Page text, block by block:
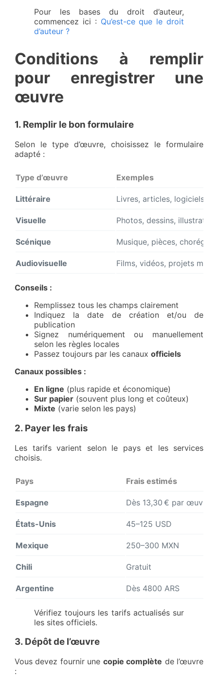
Pour les bases du droit d’auteur,
commencez ici : Qu’est-ce que le droit
d’auteur ?
Conditions à remplir
pour enregistrer une
œuvre
1. Remplir le bon formulaire
Selon le type d’œuvre, choisissez le formulaire
adapté :
Type d’œuvre Exemples
Littéraire Livres, articles, logiciels
Visuelle Photos, dessins,
Scénique Musique, pièces,
Audiovisuelle Films, vidéos, projets
Conseils :
Remplissez tous les champs clairement
Indiquez la date de création et/ou de
publication
Signez numériquement ou manuellement
selon les règles locales
Passez toujours par les canaux officiels
Canaux possibles :
En ligne (plus rapide et économique)
Sur papier (souvent plus long et coûteux)
Mixte (varie selon les pays)
2. Payer les frais
Les tarifs varient selon le pays et les services
choisis.
Pays Frais estimés
Espagne Dès 13,30 € par œuvre
États-Unis 45–125 USD
Mexique 250–300 MXN
Chili Gratuit
Argentine Dès 4800 ARS
Vérifiez toujours les tarifs actualisés sur
les sites officiels.
3. Dépôt de l’œuvre
Vous devez fournir une copie complète de l’œuvre
: